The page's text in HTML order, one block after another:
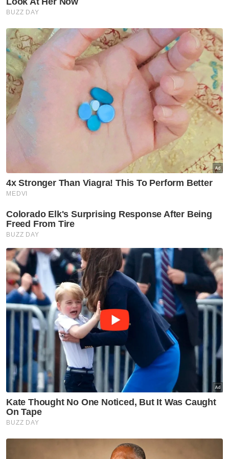
penggenap bulan Syaaban sebanyak 30 hari.
"Sukacita saya mengisytiharkan bahawa awal
Ramadan pada tahun ini jatuh pada lusa,
klip video yang dimuat naik di laman sosial
Majlis Ugama Islam Singapura (MUIS), pada
Jumaat.
Sempena bulan Ramadan, beliau mengajak
semua umat Islam untuk menggandakan
segala amal kebajikan dalam bulan suci itu.
Sementara itu, Ketua Sheikhul Islam
Thailand, Arun Boonchom mengumumkan
umat Islam di negara itu akan mula berpuasa
pada Ahad (2 Mac) selepas tiada anak bulan
Ramadan kelihatan semasa proses
pencerapan di beberapa lokasi di wilayah
selatan, selepas matahari terbenam pada
Jumaat.
Artikel Berkaitan:
Ramadan: Umat Islam seluruh negara imarahkan